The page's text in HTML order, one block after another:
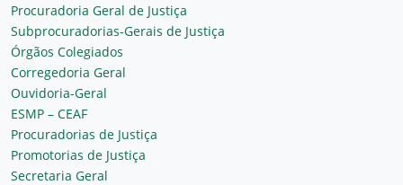
Procuradoria Geral de Justiça
Subprocuradorias-Gerais de Justiça
Órgãos Colegiados
Corregedoria Geral
Ouvidoria-Geral
ESMP – CEAF
Procuradorias de Justiça
Promotorias de Justiça
Secretaria Geral